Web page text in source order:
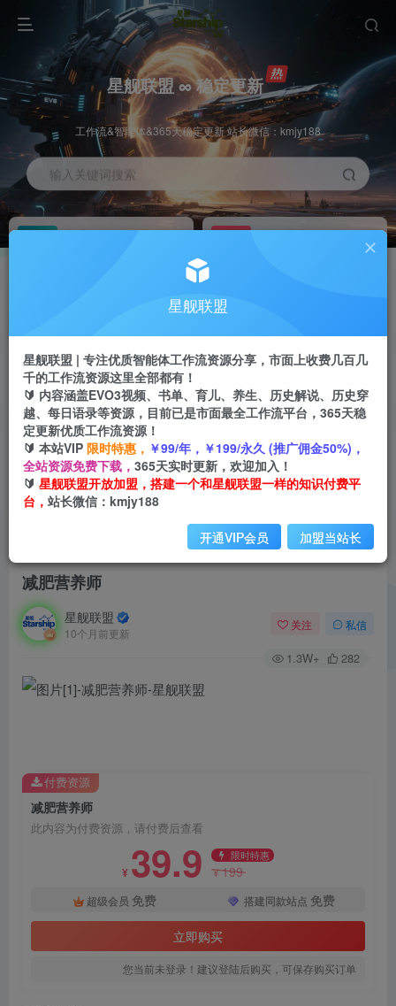
星舰联盟 ∞ 稳定更新
工作流&智能体&365天稳定更新 站长微信：kmjy188
输入关键词搜索
加入会员 工作流主页
每周免费工作流体验
站长招募
推荐
项目周期预估10年
减肥营养师
星舰联盟
10个月前更新
关注 私信
1.3W+ 282
减肥营养师
此内容为付费资源，请付费后查看
¥ 39.9 限时特惠
¥199
超级会员 免费 搭建同款站点 免费
立即购买
您当前未登录！建议登陆后购买，可保存购买订单
付费资源
星舰联盟
星舰联盟 | 专注优质智能体工作流资源分享，市面上收费几百几
千的工作流资源这里全部都有！
🔰 内容涵盖EVO3视频、书单、育儿、养生、历史解说、历史穿
越、每日语录等资源，目前已是市面最全工作流平台，365天稳
定更新优质工作流资源！
🔰 本站VIP 限时特惠， ￥99/年，￥199/永久 (推广佣金50%)，
全站资源免费下载， 365天实时更新，欢迎加入！
🔰 星舰联盟开放加盟，搭建一个和星舰联盟一样的知识付费平
台， 站长微信：kmjy188
开通VIP会员 加盟当站长